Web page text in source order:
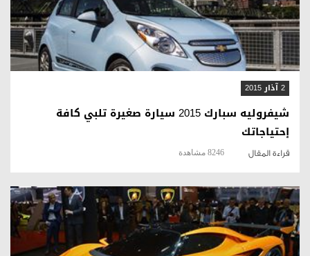
قراءة المقال
2 آذار 2015
شيفروليه سبارك 2015 سيارة صغيرة تلبي كافة
إحتياجاتك
قراءة المقال 8246 مشاهدة
قراءة المقال